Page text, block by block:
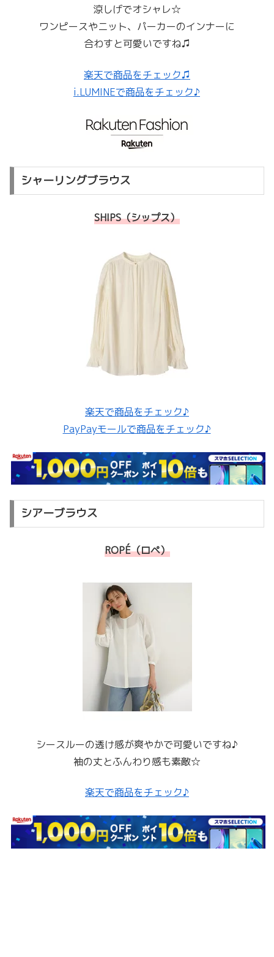
涼しげでオシャレ☆
ワンピースやニット、パーカーのインナーに
合わすと可愛いですね♫
楽天で商品をチェック♫
i.LUMINEで商品をチェック♪
シャーリングブラウス
SHIPS（シップス）
楽天で商品をチェック♪
PayPayモールで商品をチェック♪
シアーブラウス
ROPÉ（ロペ）
シースルーの透け感が爽やかで可愛いですね♪
袖の丈とふんわり感も素敵☆
楽天で商品をチェック♪